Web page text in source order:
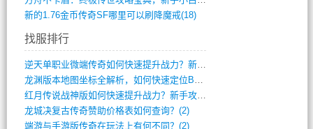
新的1.76金币传奇SF哪里可以刷降魔戒(18)
找服排行
逆天单职业微端传奇如何快速提升战力？新手(4)
龙渊版本地图坐标全解析，如何快速定位BO(3)
红月传说战神版如何快速提升战力？新手攻略(3)
龙城决复古传奇赞助价格表如何查询？(2)
端游与手游版传奇在玩法上有何不同？(2)